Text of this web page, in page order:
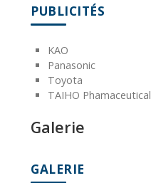
PUBLICITÉS
KAO
Panasonic
Toyota
TAIHO Phamaceutical
Galerie
GALERIE